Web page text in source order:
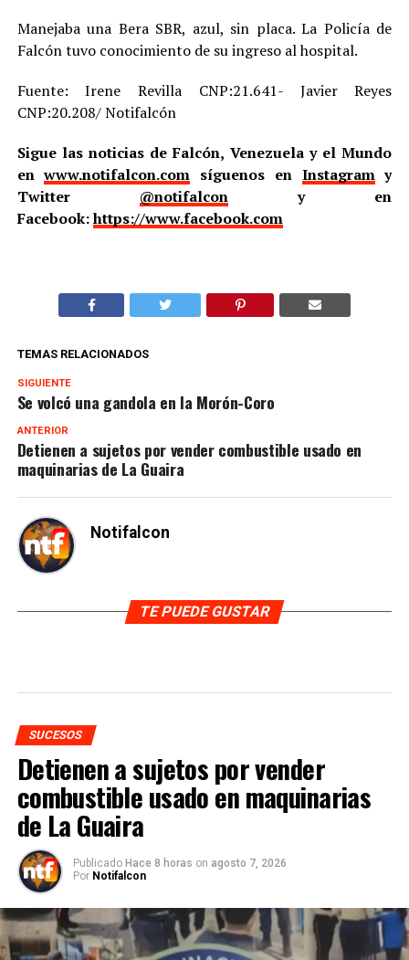
Manejaba una Bera SBR, azul, sin placa. La Policía de
Falcón tuvo conocimiento de su ingreso al hospital.
Fuente: Irene Revilla CNP:21.641- Javier Reyes
CNP:20.208/ Notifalcón
Sigue las noticias de Falcón, Venezuela y el Mundo
enwww.notifalcon.com síguenos en Instagramy
Twitter @notifalcony en
Facebook:https://www.facebook.com
TEMAS RELACIONADOS
SIGUIENTE
Se volcó una gandola en la Morón-Coro
ANTERIOR
Detienen a sujetos por vender combustible usado en
maquinarias de La Guaira
Notifalcon
TE PUEDE GUSTAR
SUCESOS
Detienen a sujetos por vender
combustible usado en maquinarias
de La Guaira
Publicado Hace 8 horas on agosto 7, 2026
Por Notifalcon